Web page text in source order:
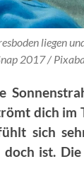
liegen
2017 /
dich im
sich
ist.